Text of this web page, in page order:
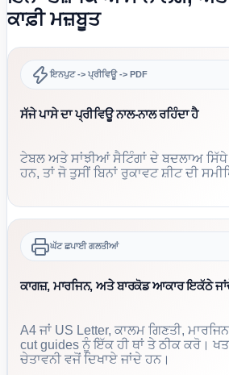
ਕਾਫ਼ੀ ਮਜ਼ਬੂਤ
ਇਨਪੁਟ -> ਪ੍ਰੀਵਿਊ -> PDF
ਸੱਜੇ ਪਾਸੇ ਦਾ ਪ੍ਰੀਵਿਊ ਨਾਲ-ਨਾਲ ਰਹਿੰਦਾ ਹੈ
ਟੇਬਲ ਅਤੇ ਸਾਂਝੀਆਂ ਸੈਟਿੰਗਾਂ ਦੇ ਬਦਲਾਅ ਸਿੱਧੇ
ਹਨ, ਤਾਂ ਜੋ ਤੁਸੀਂ ਬਿਨਾਂ ਰੁਕਾਵਟ ਸ਼ੀਟ ਦੀ
ਘੱਟ ਛਪਾਈ ਗਲਤੀਆਂ
ਕਾਗਜ਼, ਮਾਰਜਿਨ, ਅਤੇ ਬਾਰਕੋਡ ਆਕਾਰ ਇਕੱਠੇ
A4 ਜਾਂ US Letter, ਕਾਲਮ ਗਿਣਤੀ,
cut guides ਨੂੰ ਇੱਕ ਹੀ ਥਾਂ ਤੇ ਠੀਕ ਕਰੋ।
ਚੇਤਾਵਨੀ ਵਜੋਂ ਦਿਖਾਏ ਜਾਂਦੇ ਹਨ।